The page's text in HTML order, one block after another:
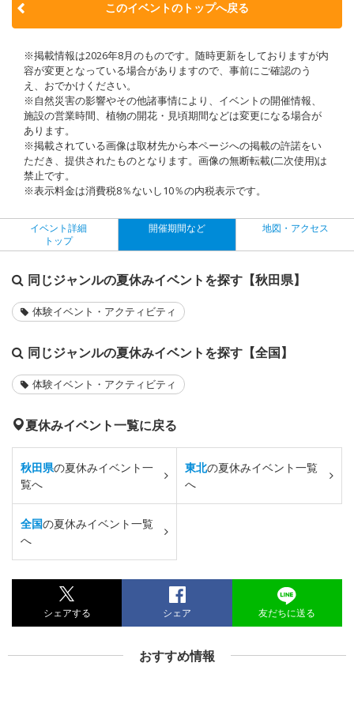
このイベントのトップへ戻る
※掲載情報は2026年8月のものです。随時更新をしておりますが内
容が変更となっている場合がありますので、事前にご確認のう
え、おでかけください。
※自然災害の影響やその他諸事情により、イベントの開催情報、
施設の営業時間、植物の開花・見頃期間などは変更になる場合が
あります。
※掲載されている画像は取材先から本ページへの掲載の許諾をい
ただき、提供されたものとなります。画像の無断転載(二次使用)は
禁止です。
※表示料金は消費税8％ないし10％の内税表示です。
イベント詳細
トップ
開催期間など 地図・アクセス
同じジャンルの夏休みイベントを探す【秋田県】
体験イベント・アクティビティ
同じジャンルの夏休みイベントを探す【全国】
体験イベント・アクティビティ
夏休みイベント一覧に戻る
秋田県の夏休みイベント一
覧へ
東北の夏休みイベント一覧
へ
全国の夏休みイベント一覧
へ
シェアする シェア 友だちに送る
おすすめ情報